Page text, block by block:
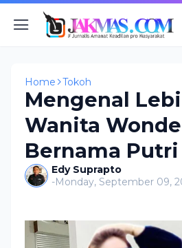
Home Tokoh
Mengenal
Wanita
Bernama
Edy Suprapto
-Monday, September 09,